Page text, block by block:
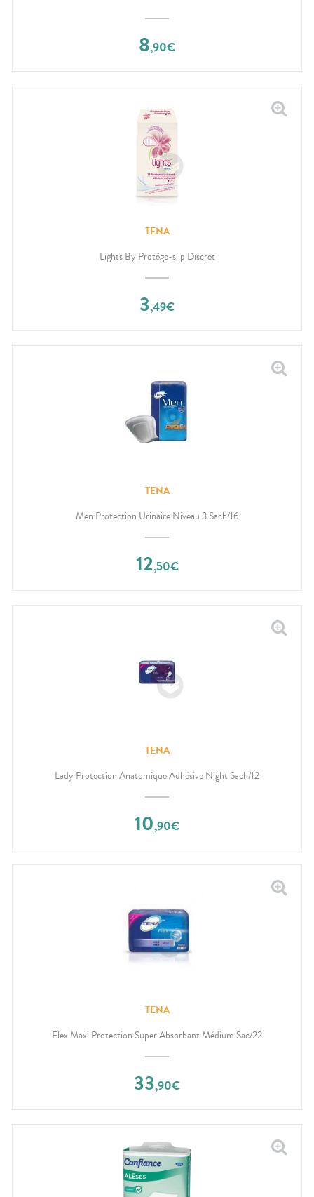
8,90€
TENA
Lights By Protège-slip Discret
3,49€
TENA
Men Protection Urinaire Niveau 3 Sach/16
12,50€
TENA
Lady Protection Anatomique Adhésive Night Sach/12
10,90€
TENA
Flex Maxi Protection Super Absorbant Médium Sac/22
33,90€